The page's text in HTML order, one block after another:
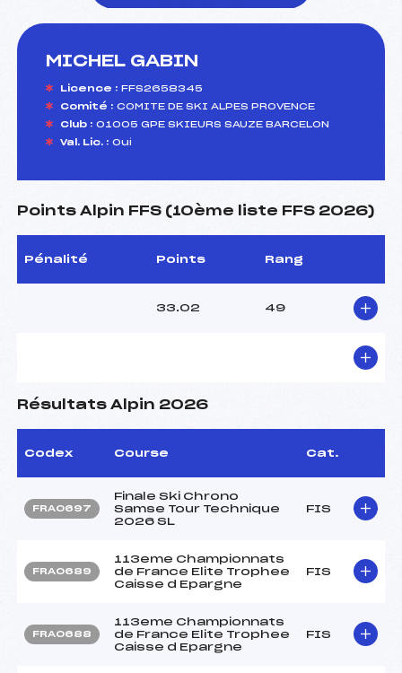
MICHEL GABIN
Licence : FFS2658345
Comité : COMITE DE SKI ALPES PROVENCE
Club : 01005 GPE SKIEURS SAUZE BARCELON
Val. Lic. : Oui
Points Alpin FFS (10ème liste FFS 2026)
Pénalité Points Rang
33.02 49
Résultats Alpin 2026
Codex Course Cat.
FRA0697
Finale Ski Chrono
Samse Tour Technique
2026 SL
FIS
FRA0689
113eme Championnats
de France Elite Trophee
Caisse d Epargne
FIS
FRA0688
113eme Championnats
de France Elite Trophee
Caisse d Epargne
FIS